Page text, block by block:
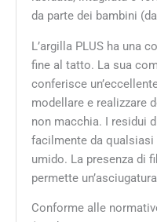
da parte dei bambini
L’argilla PLUS ha una
fine al tatto. La sua
conferisce
modellare e realizzare
non macchia. I residui
facilmente da qualsiasi
umido. La presenza di
permette
Conforme alle